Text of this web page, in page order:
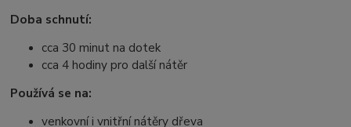
Doba schnutí:
cca 30 minut na dotek
cca 4 hodiny pro další nátěr
Používá se na:
venkovní i vnitřní nátěry dřeva